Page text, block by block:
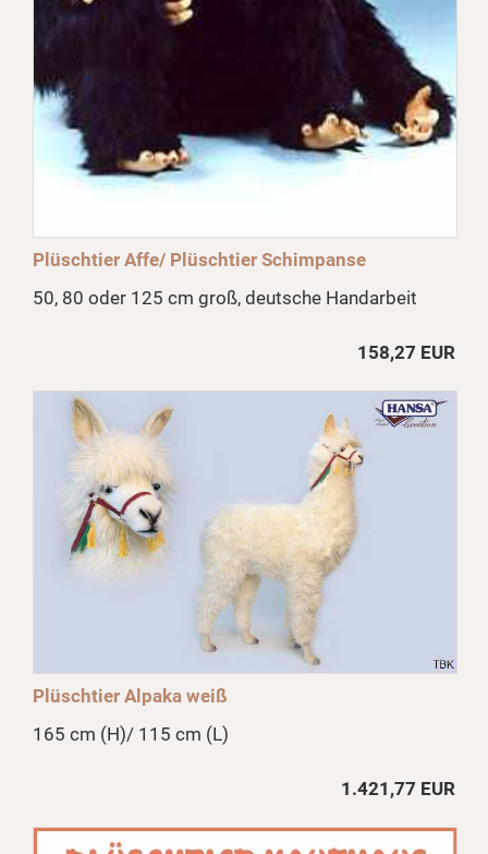
Plüschtier Affe/ Plüschtier Schimpanse
50, 80 oder 125 cm groß, deutsche Handarbeit
158,27 EUR
Plüschtier Alpaka weiß
165 cm (H)/ 115 cm (L)
1.421,77 EUR